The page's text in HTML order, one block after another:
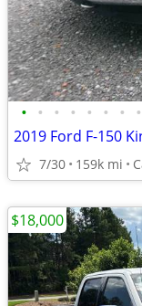
• • • • • • • •
2019 Ford F-150
7/30 159k mi
$18,000